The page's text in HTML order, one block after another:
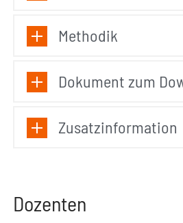
Methodik
Dokument zum
Zusatzinformation
Dozenten